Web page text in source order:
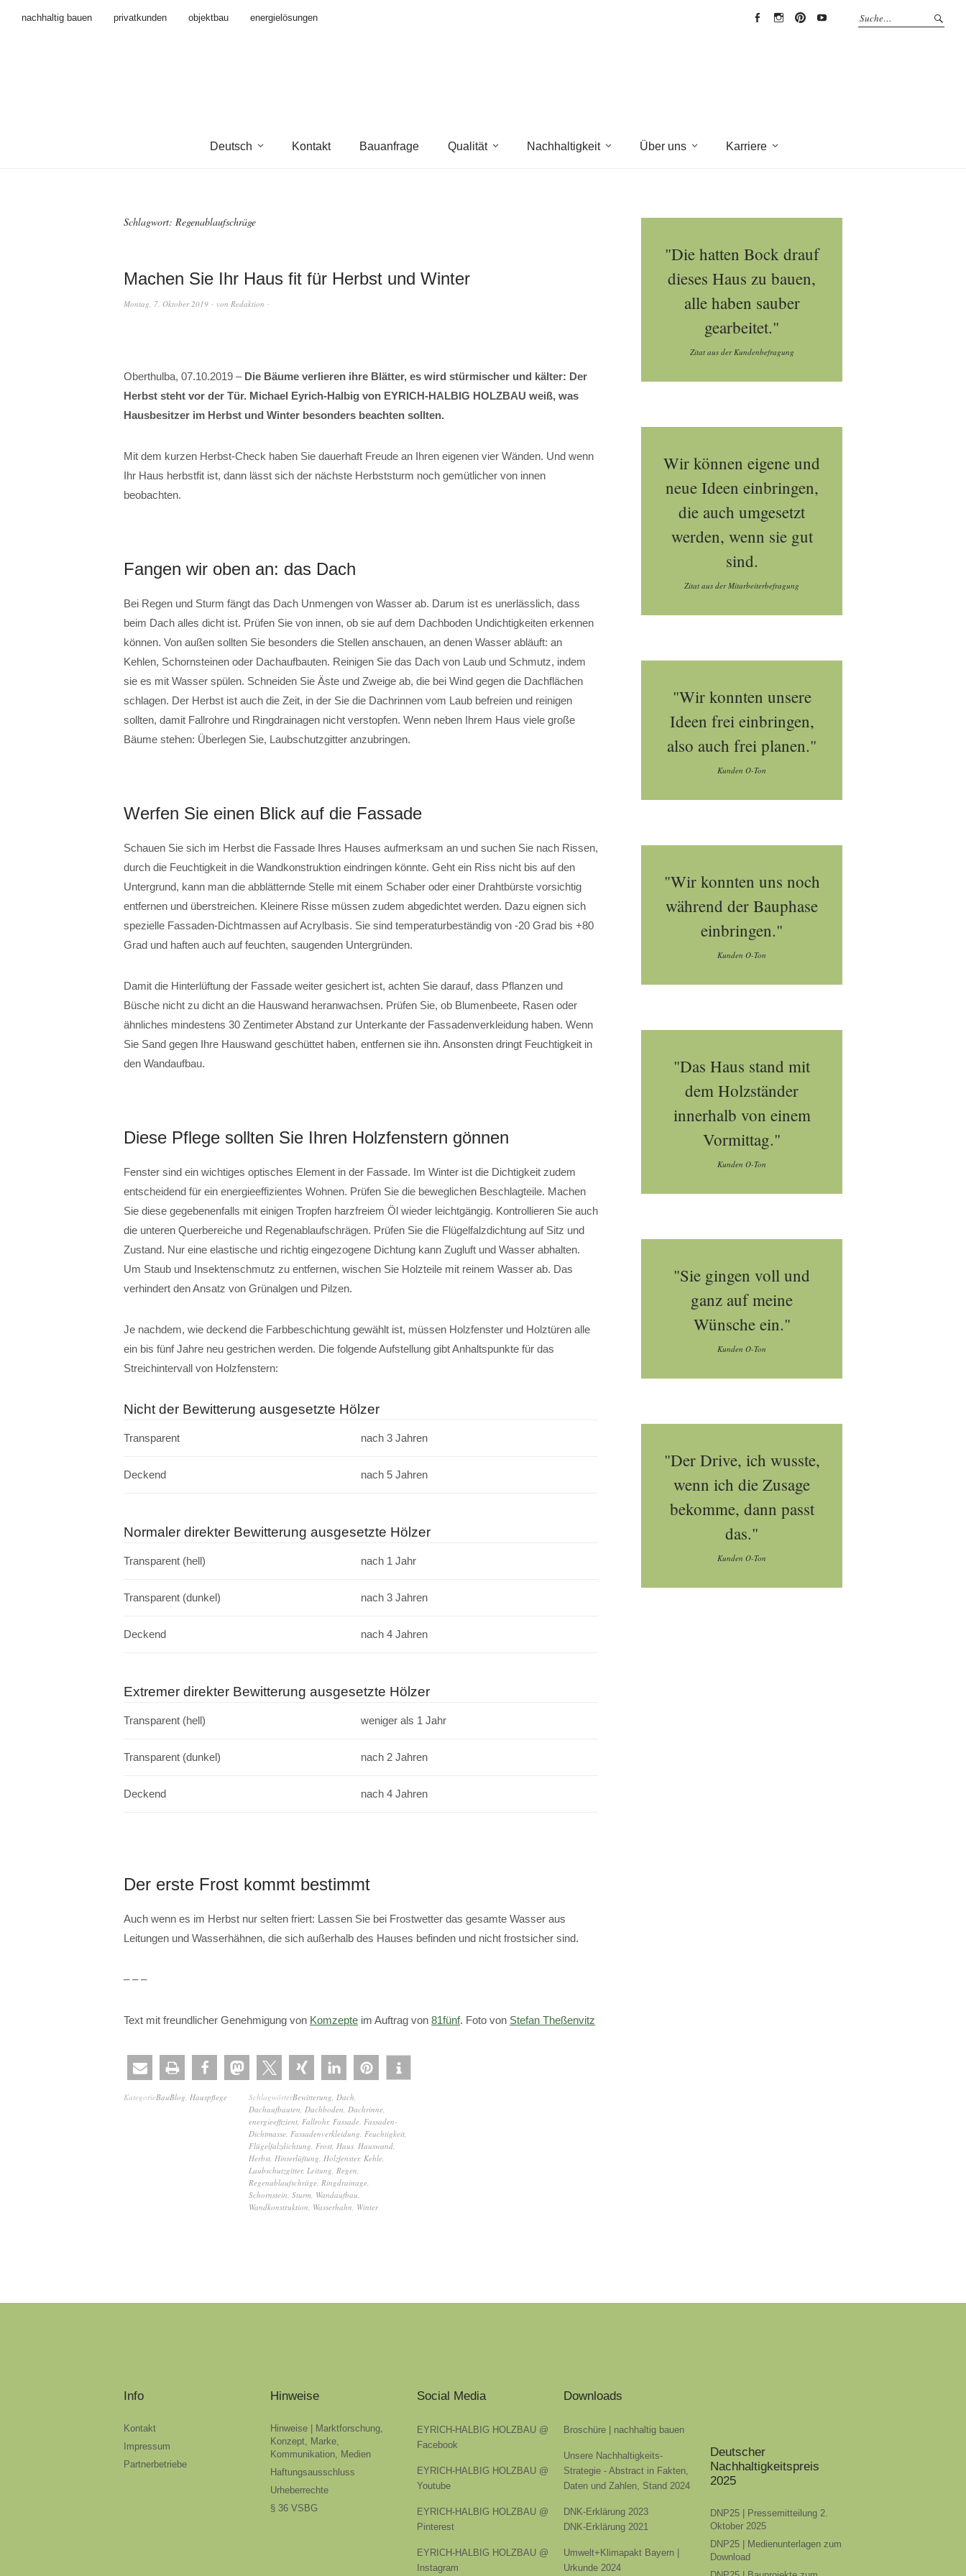
nachhaltig bauen privatkunden objektbau
energielösungen
Deutsch Kontakt Bauanfrage Qualität Nachhaltigkeit Über uns Karriere
Schlagwort: Regenablaufschräge
Machen Sie Ihr Haus fit für Herbst und Winter
Montag, 7. Oktober 2019 von Redaktion
Oberthulba, 07.10.2019 – Die Bäume verlieren ihre Blätter, es wird stürmischer und kälter: Der
Herbst steht vor der Tür. Michael Eyrich-Halbig von EYRICH-HALBIG HOLZBAU weiß, was
Hausbesitzer im Herbst und Winter besonders beachten sollten.
Mit dem kurzen Herbst-Check haben Sie dauerhaft Freude an Ihren eigenen vier Wänden. Und wenn
Ihr Haus herbstfit ist, dann lässt sich der nächste Herbststurm noch gemütlicher von innen
beobachten.
Fangen wir oben an: das Dach
Bei Regen und Sturm fängt das Dach Unmengen von Wasser ab. Darum ist es unerlässlich, dass
beim Dach alles dicht ist. Prüfen Sie von innen, ob sie auf dem Dachboden Undichtigkeiten erkennen
können. Von außen sollten Sie besonders die Stellen anschauen, an denen Wasser abläuft: an
Kehlen, Schornsteinen oder Dachaufbauten. Reinigen Sie das Dach von Laub und Schmutz, indem
sie es mit Wasser spülen. Schneiden Sie Äste und Zweige ab, die bei Wind gegen die Dachflächen
schlagen. Der Herbst ist auch die Zeit, in der Sie die Dachrinnen vom Laub befreien und reinigen
sollten, damit Fallrohre und Ringdrainagen nicht verstopfen. Wenn neben Ihrem Haus viele große
Bäume stehen: Überlegen Sie, Laubschutzgitter anzubringen.
Werfen Sie einen Blick auf die Fassade
Schauen Sie sich im Herbst die Fassade Ihres Hauses aufmerksam an und suchen Sie nach Rissen,
durch die Feuchtigkeit in die Wandkonstruktion eindringen könnte. Geht ein Riss nicht bis auf den
Untergrund, kann man die abblätternde Stelle mit einem Schaber oder einer Drahtbürste vorsichtig
entfernen und überstreichen. Kleinere Risse müssen zudem abgedichtet werden. Dazu eignen sich
spezielle Fassaden-Dichtmassen auf Acrylbasis. Sie sind temperaturbeständig von -20 Grad bis +80
Grad und haften auch auf feuchten, saugenden Untergründen.
Damit die Hinterlüftung der Fassade weiter gesichert ist, achten Sie darauf, dass Pflanzen und
Büsche nicht zu dicht an die Hauswand heranwachsen. Prüfen Sie, ob Blumenbeete, Rasen oder
ähnliches mindestens 30 Zentimeter Abstand zur Unterkante der Fassadenverkleidung haben. Wenn
Sie Sand gegen Ihre Hauswand geschüttet haben, entfernen sie ihn. Ansonsten dringt Feuchtigkeit in
den Wandaufbau.
Diese Pflege sollten Sie Ihren Holzfenstern gönnen
Fenster sind ein wichtiges optisches Element in der Fassade. Im Winter ist die Dichtigkeit zudem
entscheidend für ein energieeffizientes Wohnen. Prüfen Sie die beweglichen Beschlagteile. Machen
Sie diese gegebenenfalls mit einigen Tropfen harzfreiem Öl wieder leichtgängig. Kontrollieren Sie auch
die unteren Querbereiche und Regenablaufschrägen. Prüfen Sie die Flügelfalzdichtung auf Sitz und
Zustand. Nur eine elastische und richtig eingezogene Dichtung kann Zugluft und Wasser abhalten.
Um Staub und Insektenschmutz zu entfernen, wischen Sie Holzteile mit reinem Wasser ab. Das
verhindert den Ansatz von Grünalgen und Pilzen.
Je nachdem, wie deckend die Farbbeschichtung gewählt ist, müssen Holzfenster und Holztüren alle
ein bis fünf Jahre neu gestrichen werden. Die folgende Aufstellung gibt Anhaltspunkte für das
Streichintervall von Holzfenstern:
Nicht der Bewitterung ausgesetzte Hölzer
Transparent nach 3 Jahren
Deckend nach 5 Jahren
Normaler direkter Bewitterung ausgesetzte Hölzer
Transparent (hell) nach 1 Jahr
Transparent (dunkel) nach 3 Jahren
Deckend nach 4 Jahren
Extremer direkter Bewitterung ausgesetzte Hölzer
Transparent (hell) weniger als 1 Jahr
Transparent (dunkel) nach 2 Jahren
Deckend nach 4 Jahren
Der erste Frost kommt bestimmt
Auch wenn es im Herbst nur selten friert: Lassen Sie bei Frostwetter das gesamte Wasser aus
Leitungen und Wasserhähnen, die sich außerhalb des Hauses befinden und nicht frostsicher sind.
– – –
Text mit freundlicher Genehmigung von Komzepte im Auftrag von 81fünf. Foto von Stefan Theßenvitz
KategorieBauBlog Hauspflege SchlagwörterBewitterung Dach
Dachaufbauten Dachboden Dachrinne
energieeffizient Fallrohr, Fassade Fassaden-
Dichtmasse Fassadenverkleidung Feuchtigkeit
Flügelfalzdichtung Frost Haus Hauswand
Herbst Hinterlüftung Holzfenster, Kehle
Laubschutzgitter, Leitung Regen
Regenablaufschräge Ringdrainage
Schornstein Sturm Wandaufbau
Wandkonstruktion Wasserhahn Winter
"Die hatten Bock drauf
dieses Haus zu bauen,
alle haben sauber
gearbeitet."
Zitat aus der Kundenbefragung
Wir können eigene und
neue Ideen einbringen,
die auch umgesetzt
werden, wenn sie gut
sind.
Zitat aus der Mitarbeiterbefragung
"Wir konnten unsere
Ideen frei einbringen,
also auch frei planen."
Kunden O-Ton
"Wir konnten uns noch
während der Bauphase
einbringen."
Kunden O-Ton
"Das Haus stand mit
dem Holzständer
innerhalb von einem
Vormittag."
Kunden O-Ton
"Sie gingen voll und
ganz auf meine
Wünsche ein."
Kunden O-Ton
"Der Drive, ich wusste,
wenn ich die Zusage
bekomme, dann passt
das."
Kunden O-Ton
Info
Kontakt
Impressum
Partnerbetriebe
Hinweise
Hinweise | Marktforschung,
Konzept, Marke,
Kommunikation, Medien
Haftungsausschluss
Urheberrechte
§ 36 VSBG
Social Media
EYRICH-HALBIG HOLZBAU @
Facebook
EYRICH-HALBIG HOLZBAU @
Youtube
EYRICH-HALBIG HOLZBAU @
Pinterest
EYRICH-HALBIG HOLZBAU @
Instagram
Downloads
Broschüre | nachhaltig bauen
Unsere Nachhaltigkeits-
Strategie - Abstract in Fakten,
Daten und Zahlen, Stand 2024
DNK-Erklärung 2023
DNK-Erklärung 2021
Umwelt+Klimapakt Bayern |
Urkunde 2024
Deutscher
Nachhaltigkeitspreis
2025
DNP25 | Pressemitteilung 2.
Oktober 2025
DNP25 | Medienunterlagen zum
Download